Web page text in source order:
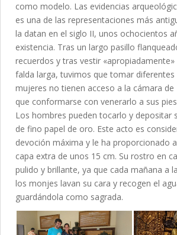
como modelo. Las evidencias
es una de las representaciones más
la datan en el siglo II, unos ochocientos
existencia. Tras un largo pasillo
recuerdos y tras vestir «apropiadamente»
falda larga, tuvimos que tomar diferentes
mujeres no tienen acceso a la cámara
que conformarse con venerarlo a sus
Los hombres pueden tocarlo y depositar
de fino papel de oro. Este acto es
devoción máxima y le ha proporcionado
capa extra de unos 15 cm. Su rostro en
pulido y brillante, ya que cada mañana a
los monjes lavan su cara y recogen el
guardándola como sagrada.